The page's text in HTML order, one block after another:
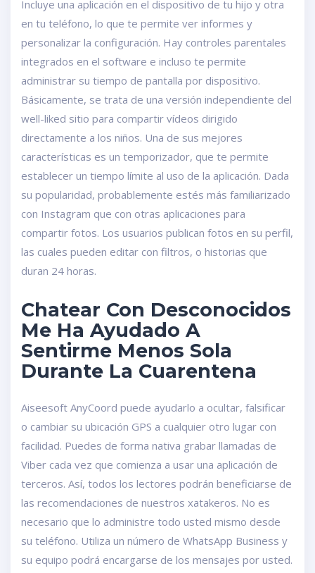
Incluye una aplicación en el dispositivo de tu hijo y otra
en tu teléfono, lo que te permite ver informes y
personalizar la configuración. Hay controles parentales
integrados en el software e incluso te permite
administrar su tiempo de pantalla por dispositivo.
Básicamente, se trata de una versión independiente del
well-liked sitio para compartir vídeos dirigido
directamente a los niños. Una de sus mejores
características es un temporizador, que te permite
establecer un tiempo límite al uso de la aplicación. Dada
su popularidad, probablemente estés más familiarizado
con Instagram que con otras aplicaciones para
compartir fotos. Los usuarios publican fotos en su perfil,
las cuales pueden editar con filtros, o historias que
duran 24 horas.
Chatear Con Desconocidos
Me Ha Ayudado A
Sentirme Menos Sola
Durante La Cuarentena
Aiseesoft AnyCoord puede ayudarlo a ocultar, falsificar
o cambiar su ubicación GPS a cualquier otro lugar con
facilidad. Puedes de forma nativa grabar llamadas de
Viber cada vez que comienza a usar una aplicación de
terceros. Así, todos los lectores podrán beneficiarse de
las recomendaciones de nuestros xatakeros. No es
necesario que lo administre todo usted mismo desde
su teléfono. Utiliza un número de WhatsApp Business y
su equipo podrá encargarse de los mensajes por usted.